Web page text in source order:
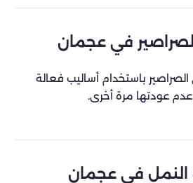
في عجمان
باستخدام أساليب فعالة
عودتها مرة أخرى.
النمل في عجمان